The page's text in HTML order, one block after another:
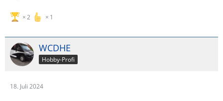
2 1
WCDHE
Hobby-Profi
18. Juli 2024